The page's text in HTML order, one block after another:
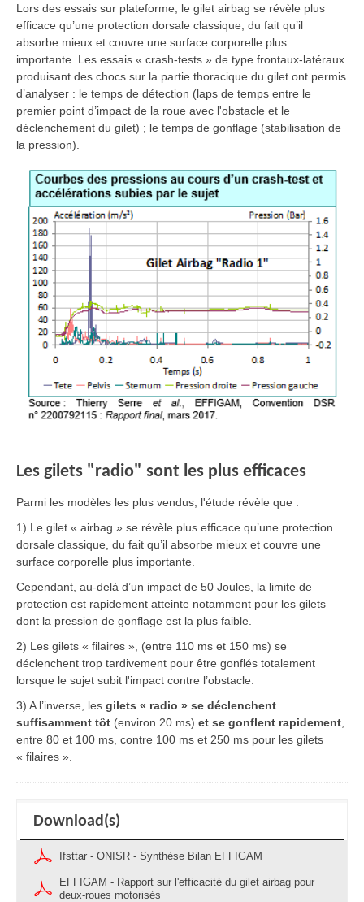
Lors des essais sur plateforme, le gilet airbag se révèle plus
efficace qu’une protection dorsale classique, du fait qu’il
absorbe mieux et couvre une surface corporelle plus
importante. Les essais « crash-tests » de type frontaux-latéraux
produisant des chocs sur la partie thoracique du gilet ont permis
d’analyser : le temps de détection (laps de temps entre le
premier point d’impact de la roue avec l'obstacle et le
déclenchement du gilet) ; le temps de gonflage (stabilisation de
la pression).
Les gilets "radio" sont les plus efficaces
Parmi les modèles les plus vendus, l'étude révèle que :
1) Le gilet « airbag » se révèle plus efficace qu’une protection
dorsale classique, du fait qu’il absorbe mieux et couvre une
surface corporelle plus importante.
Cependant, au-delà d’un impact de 50 Joules, la limite de
protection est rapidement atteinte notamment pour les gilets
dont la pression de gonflage est la plus faible.
2) Les gilets « filaires », (entre 110 ms et 150 ms) se
déclenchent trop tardivement pour être gonflés totalement
lorsque le sujet subit l'impact contre l’obstacle.
3) A l’inverse, les gilets « radio » se déclenchent
suffisamment tôt (environ 20 ms) et se gonflent rapidement
entre 80 et 100 ms, contre 100 ms et 250 ms pour les gilets
« filaires ».
Download(s)
Ifsttar - ONISR - Synthèse Bilan EFFIGAM
EFFIGAM - Rapport sur l'efficacité du gilet airbag pour
deux-roues motorisés